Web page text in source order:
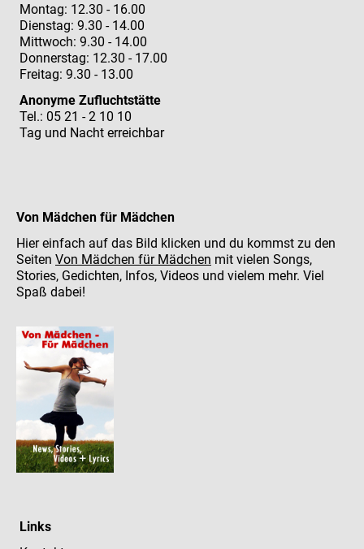
Montag: 12.30 - 16.00
Dienstag: 9.30 - 14.00
Mittwoch: 9.30 - 14.00
Donnerstag: 12.30 - 17.00
Freitag: 9.30 - 13.00
Anonyme Zufluchtstätte
Tel.: 05 21 - 2 10 10
Tag und Nacht erreichbar
Von Mädchen für Mädchen
Hier einfach auf das Bild klicken und du kommst zu den
Seiten Von Mädchen für Mädchen mit vielen Songs,
Stories, Gedichten, Infos, Videos und vielem mehr. Viel
Spaß dabei!
Links